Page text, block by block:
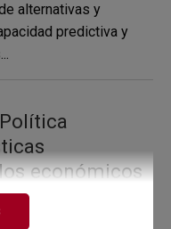
alternativas y
predictiva y
económicos
2025